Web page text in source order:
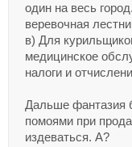
один на весь
веревочная
в) Для
медицинское
налоги и
Дальше фантазия
помоями при
издеваться. А?